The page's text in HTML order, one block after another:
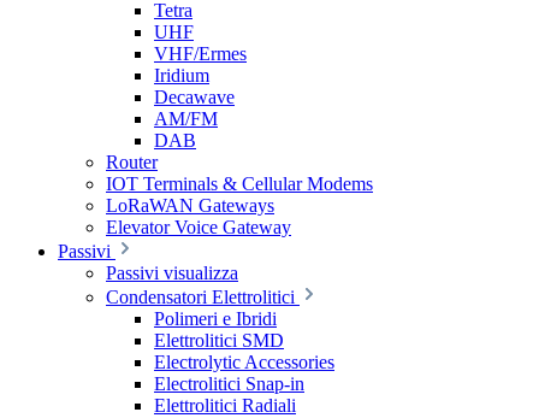
Tetra
UHF
VHF/Ermes
Iridium
Decawave
AM/FM
DAB
Router
IOT Terminals & Cellular Modems
LoRaWAN Gateways
Elevator Voice Gateway
Passivi
Passivi visualizza
Condensatori Elettrolitici
Polimeri e Ibridi
Elettrolitici SMD
Electrolytic Accessories
Electrolitici Snap-in
Elettrolitici Radiali